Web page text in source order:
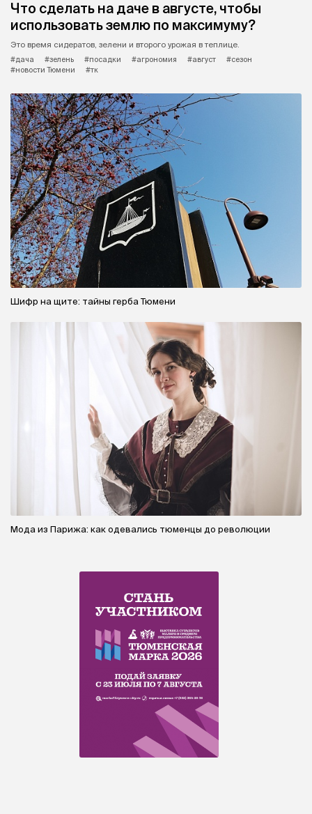
Что сделать на даче в августе, чтобы
использовать землю по максимуму?
Это время сидератов, зелени и второго урожая в теплице.
#дача
#зелень #посадки #агрономия #август
#сезон
#новости Тюмени
#тк
Шифр на щите: тайны герба Тюмени
Мода из Парижа: как одевались тюменцы до революции